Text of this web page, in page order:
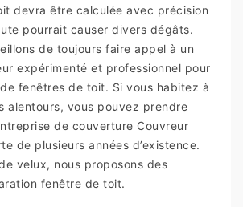
devra être calculée avec précision
pourrait causer divers dégâts.
de toujours faire appel à un
expérimenté et professionnel pour
fenêtres de toit. Si vous habitez à
alentours, vous pouvez prendre
de couverture Couvreur
de plusieurs années d’existence.
velux, nous proposons des
fenêtre de toit.